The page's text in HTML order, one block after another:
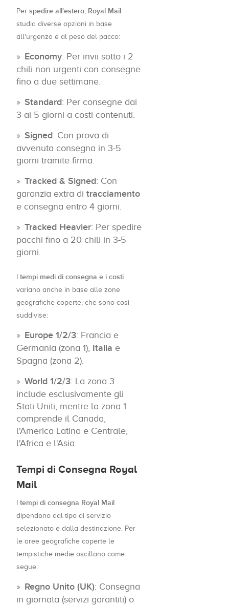
Per spedire all'estero, Royal Mail
studia diverse opzioni in base
all'urgenza e al peso del pacco:
Economy: Per invii sotto i 2
chili non urgenti con consegne
fino a due settimane.
Standard: Per consegne dai
3 ai 5 giorni a costi contenuti.
Signed: Con prova di
avvenuta consegna in 3-5
giorni tramite firma.
Tracked & Signed: Con
garanzia extra di tracciamento
e consegna entro 4 giorni.
Tracked Heavier: Per spedire
pacchi fino a 20 chili in 3-5
giorni.
tempi medi di consegna e i costi
variano anche in base alle zone
geografiche coperte, che sono così
suddivise:
Europe 1/2/3: Francia e
Germania (zona 1), Italia e
Spagna (zona 2).
World 1/2/3: La zona 3
include esclusivamente gli
Stati Uniti, mentre la zona 1
comprende il Canada,
l'America Latina e Centrale,
l'Africa e l'Asia.
Tempi di Consegna Royal
Mail
tempi di consegna Royal Mail
dipendono dal tipo di servizio
selezionato e dalla destinazione. Per
le aree geografiche coperte le
tempistiche medie oscillano come
segue:
Regno Unito (UK): Consegna
in giornata (servizi garantiti) o